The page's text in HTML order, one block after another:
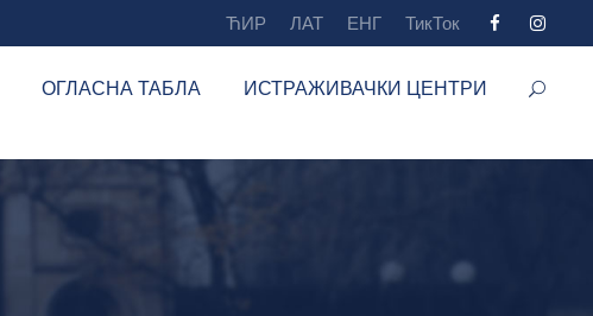
ЋИР ЛАТ ЕНГ ТикТок
ОГЛАСНА ТАБЛА ИСТРАЖИВАЧКИ ЦЕНТРИ